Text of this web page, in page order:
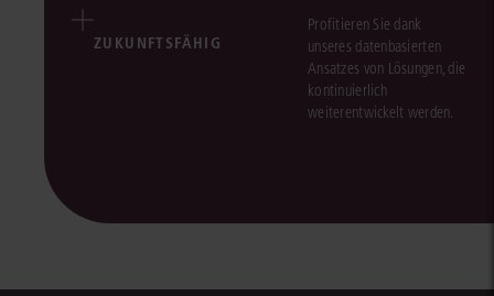
ZUKUNFTSFÄHIG
Profitieren Sie dank
unseres datenbasierten
Ansatzes von Lösungen, die
kontinuierlich
weiterentwickelt werden.